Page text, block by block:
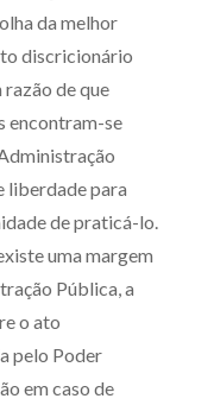
da melhor
discricionário
de que
encontram-se
liberdade para
de praticá-lo.
uma margem
Pública, a
o ato
pelo Poder
em caso de